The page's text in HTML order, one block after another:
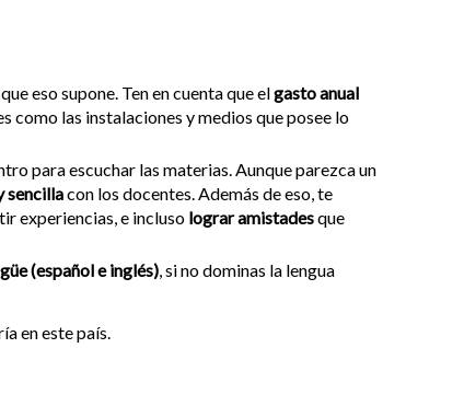
eso supone. Ten en cuenta que elgasto anual
como las instalaciones y medios que posee lo
para escuchar las materias. Aunque parezca un
sencillacon los docentes. Además de eso, te
experiencias, e incluso lograr amistadesque
(español e inglés) , si no dominas la lengua
en este país.